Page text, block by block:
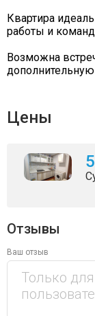
Квартира
работы и
Возможна
дополнительную
Цены
Отзывы
Ваш отзыв